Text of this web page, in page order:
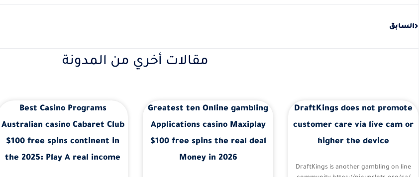
السابق
مقالات أخري من المدونة
DraftKings does not promote
customer care via live cam or
higher the device
DraftKings is another gambling on line
Greatest ten Online gambling
Applications casino Maxiplay
$100 free spins the real deal
Money in 2026
Best Casino Programs
Australian casino Cabaret Club
$100 free spins continent in
the 2025: Play A real income